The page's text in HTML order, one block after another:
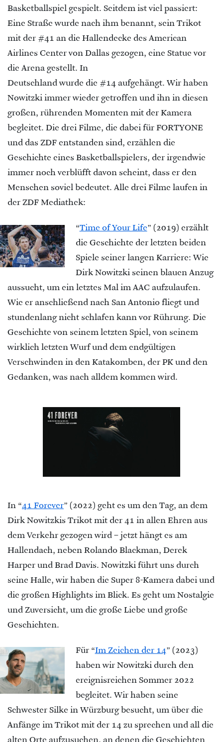
Basketballspiel gespielt. Seitdem ist viel passiert:
Eine Straße wurde nach ihm benannt, sein Trikot
mit der #41 an die Hallendecke des American
Airlines Center von Dallas gezogen, eine Statue vor
die Arena gestellt. In
Deutschlandwurde die #14 aufgehängt. Wir haben
Nowitzki immer wieder getroffen und ihn in diesen
großen, rührenden Momenten mit der Kamera
begleitet. Die drei Filme, die dabei für FORTYONE
und das ZDF entstanden sind, erzählen die
Geschichte eines Basketballspielers, der irgendwie
immer noch verblüfft davon scheint, dass er den
Menschen soviel bedeutet. Alle drei Filme laufen in
der ZDF Mediathek:
“Time of Your Life” (2019) erzählt
die Geschichte der letzten beiden
Spiele seiner langen Karriere: Wie
Dirk Nowitzki seinen blauen Anzug
aussucht, um ein letztes Mal im AAC aufzulaufen.
Wie er anschließend nach San Antonio fliegt und
stundenlang nicht schlafen kann vor Rührung. Die
Geschichte von seinem letzten Spiel, von seinem
wirklich letzten Wurf und dem endgültigen
Verschwinden in den Katakomben, der PK und den
Gedanken, was nach alldem kommen wird.
In “41 Forever” (2022) geht es um den Tag, an dem
Dirk Nowitzkis Trikot mit der 41 in allen Ehren aus
dem Verkehr gezogen wird – jetzt hängt es am
Hallendach, neben Rolando Blackman, Derek
Harper und Brad Davis. Nowitzki führt uns durch
seine Halle, wir haben die Super 8-Kamera dabei und
die großen Highlights im Blick. Es geht um Nostalgie
und Zuversicht, um die große Liebe und große
Geschichten.
Für “Im Zeichen der 14” (2023)
haben wir Nowitzki durch den
ereignisreichen Sommer 2022
begleitet. Wir haben seine
Schwester Silke in Würzburg besucht, um über die
Anfänge im Trikot mit der 14 zu sprechen und all die